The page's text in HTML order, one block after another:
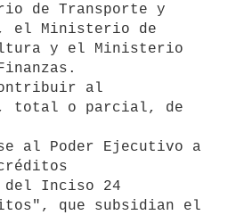
de Transporte y
el Ministerio de
y el Ministerio
al
total o parcial, de
al Poder Ejecutivo a
del Inciso 24
que subsidian el